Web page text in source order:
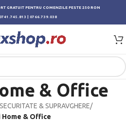
GRATUIT PENTRU COMENZILE PESTE 250 RON
0766.739.038
& Office
SECURITATE & SUPRAVGHERE/
& Office